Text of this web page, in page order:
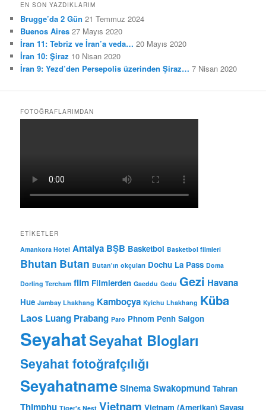
EN SON YAZDIKLARIM
Brugge’da 2 Gün 21 Temmuz 2024
Buenos Aires 27 Mayıs 2020
İran 11: Tebriz ve İran’a veda… 20 Mayıs 2020
İran 10: Şiraz 10 Nisan 2020
İran 9: Yezd’den Persepolis üzerinden Şiraz… 7 Nisan 2020
FOTOĞRAFLARIMDAN
ETIKETLER
Amankora Hotel Antalya BŞB Basketbol Basketbol filmleri
Bhutan Butan Butan'ın okçuları Dochu La Pass Doma
Dorling Tercham film Filmlerden Gaeddu Gedu Gezi Havana
Hue Jambay Lhakhang Kamboçya Kyichu Lhakhang Küba
Laos Luang Prabang Paro Phnom Penh Saigon
SeyahatSeyahat Blogları
Seyahat fotoğrafçılığı
SeyahatnameSinemaSwakopmund Tahran
Thimphu Tiger's Nest Vietnam Vietnam (Amerikan) Savaşı